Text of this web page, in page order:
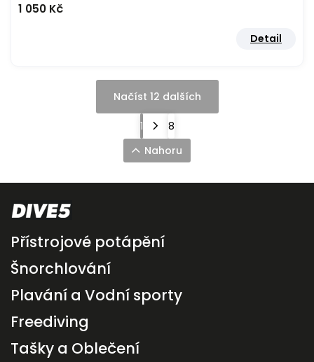
1 050 Kč
Detail
Načíst 12 dalších
1
8
Nahoru
Přístrojové potápění
Šnorchlování
Plavání a Vodní sporty
Freediving
Tašky a Oblečení